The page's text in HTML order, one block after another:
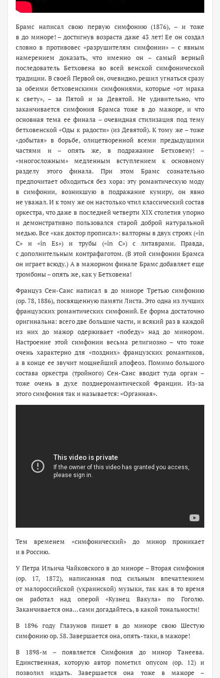
Брамс написал свою первую симфонию (1876), – и тоже
в до миноре! – достигнув возраста даже 43 лет! Ее он создал
словно в противовес «разрушителям симфонии» – с явным
намерением доказать, что именно он – самый верный
последователь Бетховена во всей венской симфонической
традиции. В своей Первой он, очевидно, решил угнаться сразу
за обеими бетховенскими симфониями, которые «от мрака
к свету», – за Пятой и за Девятой. Не удивительно, что
заканчивается симфония Брамса тоже в до мажоре, и что
основная тема ее финала – очевидная стилизация под тему
бетховенской «Оды к радости» (из Девятой). К тому же – тоже
«добытая» в борьбе, олицетворенной всеми предыдущими
частями и – опять же, в подражание Бетховену! –
«многосложным» медленным вступлением к основному
разделу этого финала. При этом Брамс сознательно
предпочитает обходиться без хора: эту романтическую моду
в симфонии, возникшую в подражание кумиру, он явно
не уважал. И к тому же он настолько чтил классический состав
оркестра, что даже в последней четверти XIX столетия упорно
и демонстративно пользовался старой доброй натуральной
медью. Все «как доктор прописал»: валторны в двух строях («in
C» и «in Es») и трубы («in С») с литаврами. Правда,
с дополнительным контрафаготом. (В этой симфонии Брамса
он играет всюду.) А в мажорном финале Брамс добавляет еще
тромбоны – опять же, как у Бетховена!
Француз Сен-Санс написал в до миноре Третью симфонию
(ор. 78, 1886), посвященную памяти Листа. Это одна из лучших
французских романтических симфоний. Ее форма достаточно
оригинальна: всего две большие части, и всякий раз в каждой
из них до мажор одерживает «победу» над до минором.
Настроение этой симфонии весьма религиозно – что тоже
очень характерно для «поздних» французских романтиков,
а в конце ее звучит мощнейший апофеоз. Помимо большого
состава оркестра (тройного) Сен-Санс вводит туда орган –
тоже очень в духе позднеромантической Франции. Из-за
этого симфония так и называется: «Органная».
Тем временем «симфонический» до минор проникает
и в Россию.
У Петра Ильича Чайковского в до миноре – Вторая симфония
(ор. 17, 1872), написанная под сильным впечатлением
от малороссийской (украинской) музыки, так как в то время
он работал над оперой «Кузнец Вакула» по Гоголю.
Заканчивается она… сами догадайтесь, в какой тональности!
В 1896 году Глазунов пишет в до миноре свою Шестую
симфонию ор. 58. Завершается она, опять-таки, в мажоре!
В 1898-м – появляется Симфония до минор Танеева.
Единственная, которую автор пометил опусом (ор. 12) и
позволил издать. Завершается она тоже в мажоре –